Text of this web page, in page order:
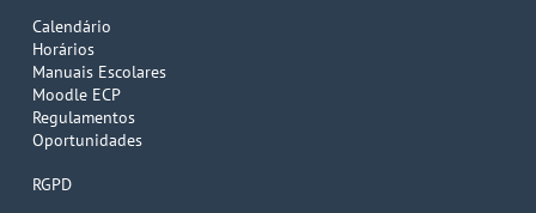
Calendário
Horários
Manuais Escolares
Moodle ECP
Regulamentos
Oportunidades
RGPD